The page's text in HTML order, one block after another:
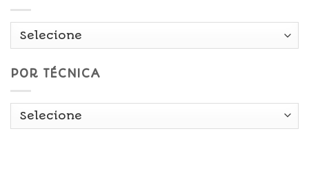
POR TÉCNICA